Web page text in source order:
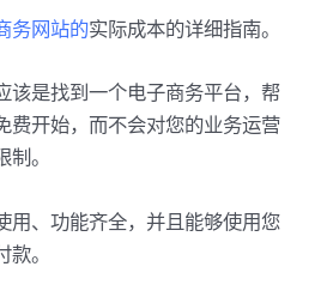
务网站的实际成本的详细指南。
该是找到一个电子商务平台，帮
费开始，而不会对您的业务运营
。
用、功能齐全，并且能够使用您
。